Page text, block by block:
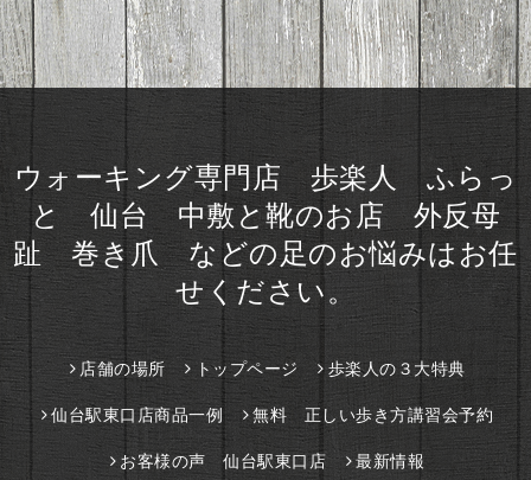
ウォーキング専門店 歩楽人 ふらっ
と 仙台 中敷と靴のお店 外反母
趾 巻き爪 などの足のお悩みはお任
せください。
店舗の場所 トップページ 歩楽人の３大特典
仙台駅東口店商品一例 無料 正しい歩き方講習会予約
お客様の声 仙台駅東口店 最新情報